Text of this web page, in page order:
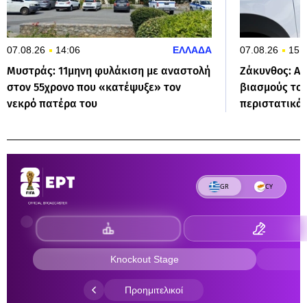
07.08.26 14:06 ΕΛΛΑΔΑ
Μυστράς: 11μηνη φυλάκιση με αναστολή
στον 55χρονο που «κατέψυξε» τον
νεκρό πατέρα του
07.08.26
Ζάκυνθος:
βιασμούς
περιστατικά